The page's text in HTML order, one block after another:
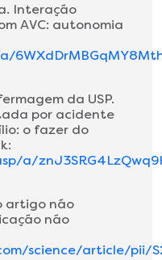
Interação
AVC: autonomia
da USP.
por acidente
o fazer do
a/
artigo não
não
science/article/pii/